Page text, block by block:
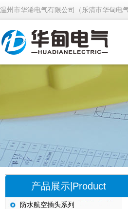
温州市华浠电气有限公司（乐清市华甸电
产品展示|Product
防水航空插头系列